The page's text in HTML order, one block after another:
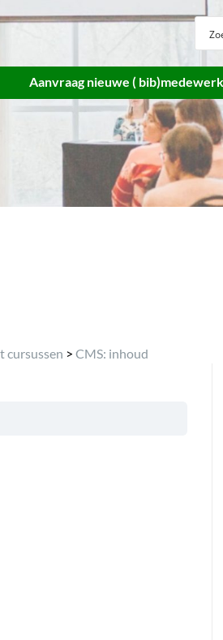
Aanvraag nieuwe (
cursussen > CMS: inhoud